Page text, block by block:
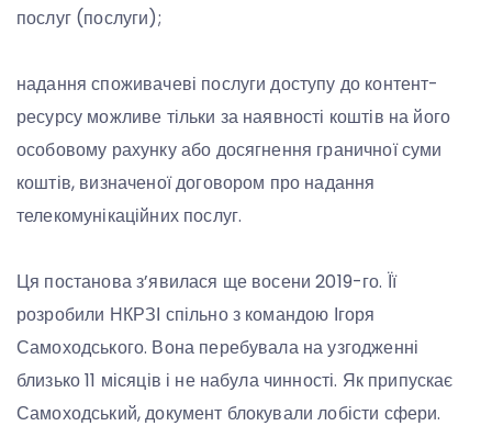
послуг (послуги);
надання споживачеві послуги доступу до контент-
ресурсу можливе тільки за наявності коштів на його
особовому рахунку або досягнення граничної суми
коштів, визначеної договором про надання
телекомунікаційних послуг.
Ця постанова з’явилася ще восени 2019-го. Її
розробили НКРЗІ спільно з командою Ігоря
Самоходського. Вона перебувала на узгодженні
близько 11 місяців і не набула чинності. Як припускає
Самоходський, документ блокували лобісти сфери.